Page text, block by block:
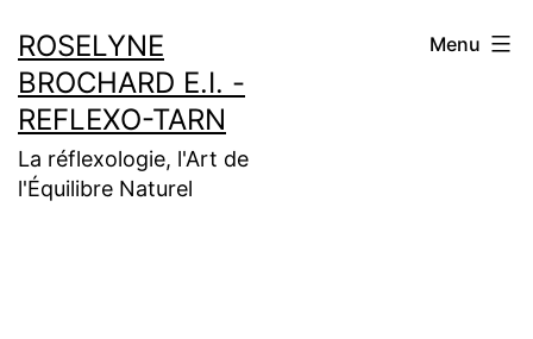
au
contenu
ROSELYNE
BROCHARD E.I. -
REFLEXO-TARN
La réflexologie, l'Art de
l'Équilibre Naturel
Menu